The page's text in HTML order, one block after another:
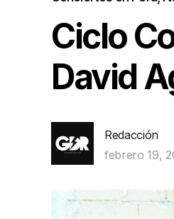
Ciclo
David
Redacción
febrero 19,